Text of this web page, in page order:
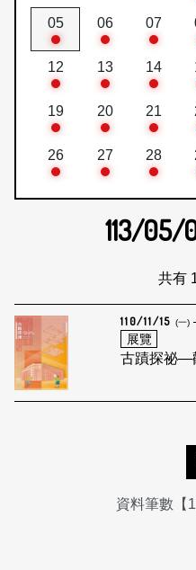
05 06 07
12 13 14
19 20 21
26 27 28
113/05/
共有
110/11/15 (一)
展覽
古蹟探祕—
資料筆數【